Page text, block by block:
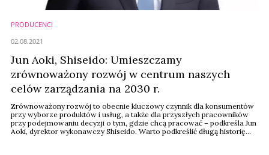
PRODUCENCI
Jun Aoki, Shiseido: Umieszczamy
zrównoważony rozwój w centrum naszych
celów zarządzania na 2030 r.
Zrównoważony rozwój to obecnie kluczowy czynnik dla konsumentów
przy wyborze produktów i usług, a także dla przyszłych pracowników
przy podejmowaniu decyzji o tym, gdzie chcą pracować – podkreśla Jun
Aoki, dyrektor wykonawczy Shiseido. Warto podkreślić długą historię
02.08.2021